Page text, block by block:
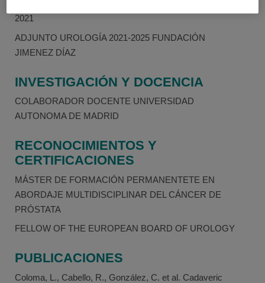
2021
ADJUNTO UROLOGÍA 2021-2025 FUNDACIÓN
JIMENEZ DÍAZ
INVESTIGACIÓN Y DOCENCIA
COLABORADOR DOCENTE UNIVERSIDAD
AUTONOMA DE MADRID
RECONOCIMIENTOS Y
CERTIFICACIONES
MÁSTER DE FORMACIÓN PERMANENTETE EN
ABORDAJE MULTIDISCIPLINAR DEL CÁNCER DE
PRÓSTATA
FELLOW OF THE EUROPEAN BOARD OF UROLOGY
PUBLICACIONES
Coloma, L., Cabello, R., González, C. et al. Cadaveric